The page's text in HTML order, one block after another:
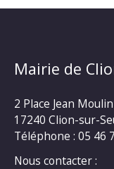
Mairie de
2 Place Jean Moulin
17240 Clion-sur-
Téléphone : 05 46
Nous contacter :